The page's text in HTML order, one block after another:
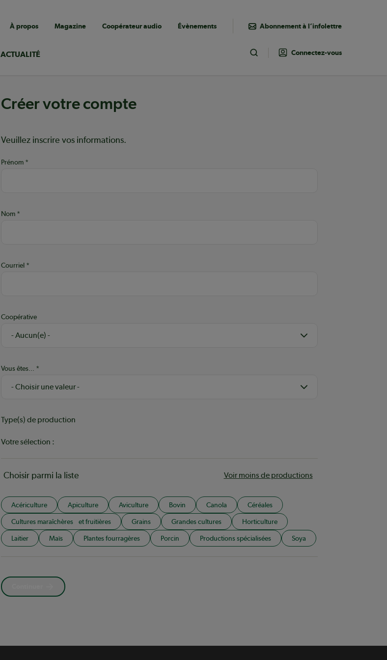
Navigation
utilitaire
À propos Magazine Coopérateur audio Évènements Abonnement à l’infolettre
ACTUALITÉ Toggle Search
Connectez-vous
Créer votre compte
Aide :
Veuillez inscrire vos informations.
Prénom
Nom
Courriel
Coopérative
Vous êtes...
Type(s) de production
Votre sélection :
Choisir parmi la liste Voir moins de productions
Acériculture Apiculture Aviculture Bovin Canola Céréales
Cultures maraîchères et fruitières Grains Grandes cultures Horticulture
Laitier Maïs Plantes fourragères Porcin Productions spécialisées Soya